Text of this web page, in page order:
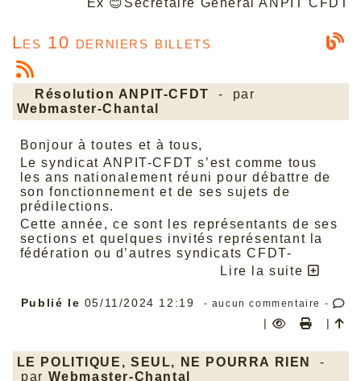
Les 10 derniers billets
Résolution ANPIT-CFDT
- par
Webmaster-Chantal
Bonjour à toutes et à tous,
Le syndicat ANPIT-CFDT s’est comme tous
les ans nationalement réuni pour débattre de
son fonctionnement et de ses sujets de
prédilections.
Cette année, ce sont les représentants de ses
sections et quelques invités représentant la
fédération ou d’autres syndicats CFDT-
Défense qu’il a conviés à Quiberon, du 02 au
revendicatif.
Quiberon/
Lire la suite
Publié le 05/11/2024 12:19 - aucun commentaire -
| |
LE POLITIQUE, SEUL, NE POURRA RIEN
-
par Webmaster-Chantal